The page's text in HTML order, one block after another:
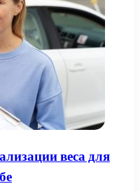
веса для